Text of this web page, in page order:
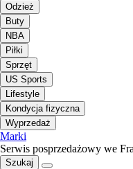
Odzież
Buty
NBA
Piłki
Sprzęt
US Sports
Lifestyle
Kondycja fizyczna
Wyprzedaż
Marki
Serwis posprzedażowy we
Szukaj